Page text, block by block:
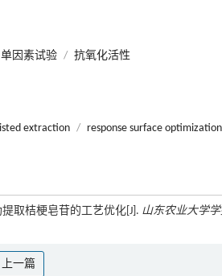
单因素试验 / 抗氧化活性
extraction / response surface optimization
取桔梗皂苷的工艺优化[J]. 山东农业大学学
上一篇